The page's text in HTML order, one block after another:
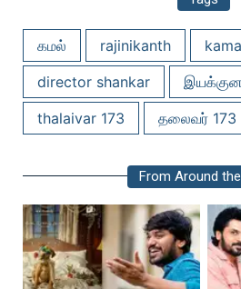
கமல் rajinikanth
director shankar
thalaivar 173
தலைவர் 173
From Around